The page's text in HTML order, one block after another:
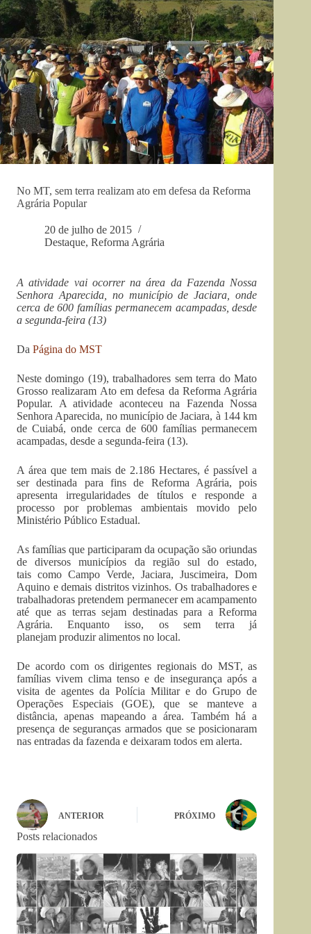
No MT, sem terra realizam ato em defesa da Reforma
Agrária Popular
20 de julho de 2015
Destaque, Reforma Agrária
A atividade vai ocorrer na área da Fazenda Nossa
Senhora Aparecida, no município de Jaciara, onde
cerca de 600 famílias permanecem acampadas, desde
a segunda-feira (13)
Da Página do MST
Neste domingo (19), trabalhadores sem terra do Mato
Grosso realizaram Ato em defesa da Reforma Agrária
Popular. A atividade aconteceu na Fazenda Nossa
Senhora Aparecida, no município de Jaciara, à 144 km
de Cuiabá, onde cerca de 600 famílias permanecem
acampadas, desde a segunda-feira (13).
A área que tem mais de 2.186 Hectares, é passível a
ser destinada para fins de Reforma Agrária, pois
apresenta irregularidades de títulos e responde a
processo por problemas ambientais movido pelo
Ministério Público Estadual.
As famílias que participaram da ocupação são oriundas
de diversos municípios da região sul do estado,
tais como Campo Verde, Jaciara, Juscimeira, Dom
Aquino e demais distritos vizinhos. Os trabalhadores e
trabalhadoras pretendem permanecer em acampamento
até que as terras sejam destinadas para a Reforma
Agrária. Enquanto isso, os sem terra já
planejam produzir alimentos no local.
De acordo com os dirigentes regionais do MST, as
famílias vivem clima tenso e de insegurança após a
visita de agentes da Polícia Militar e do Grupo de
Operações Especiais (GOE), que se manteve a
distância, apenas mapeando a área. Também há a
presença de seguranças armados que se posicionaram
nas entradas da fazenda e deixaram todos em alerta.
ANTERIOR PRÓXIMO
Posts relacionados